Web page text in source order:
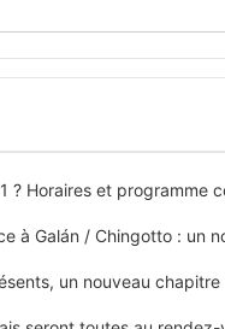
? Horaires et programme
à Galán / Chingotto : un
un nouveau